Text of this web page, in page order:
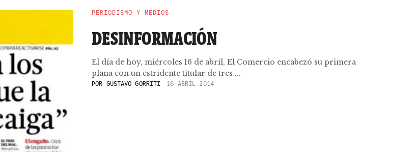
PERIODISMO Y MEDIOS
DESINFORMACIÓN
El día de hoy, miércoles 16 de abril, El Comercio encabezó su primera
plana con un estridente titular de tres ...
POR GUSTAVO GORRITI 16 ABRIL 2014